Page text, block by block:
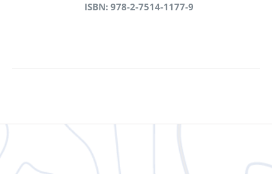
ISBN: 978-2-7514-1177-9